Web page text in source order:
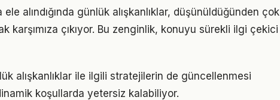
alındığında günlük alışkanlıklar, düşünüldüğünden çok
karşımıza çıkıyor. Bu zenginlik, konuyu sürekli ilgi çekici
alışkanlıklar ile ilgili stratejilerin de güncellenmesi
koşullarda yetersiz kalabiliyor.